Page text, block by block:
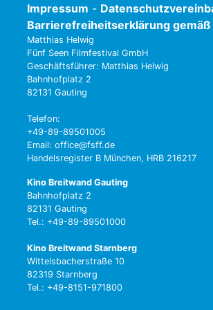
Impressum -
Barrierefreiheitserklärung gemäß
Matthias Helwig
Fünf Seen Filmfestival GmbH
Geschäftsführer: Matthias Helwig
Bahnhofplatz 2
82131 Gauting
Telefon:
+49-89-89501005
Email: office@fsff.de
Handelsregister B München, HRB 216217
Kino Breitwand Gauting
Bahnhofplatz 2
82131 Gauting
Tel.: +49-89-89501000
Kino Breitwand Starnberg
Wittelsbacherstraße 10
82319 Starnberg
Tel.: +49-8151-971800